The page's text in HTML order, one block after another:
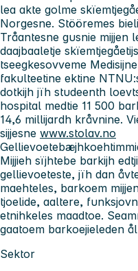
lea akte golme
Norgesne. Stööremes
Tråantesne gusnie mijjen
daajbaaletje
tseegkesovveme
fakulteetine ektine
dotkijh jïh studeenth
hospital medtie 11 500
14,6 millijardh kråvnine.
sijjesne www.stolav.no
Mijjieh sïjhtebe barkijh
gellievoeteste, jïh dan
maehteles, barkoem
tjoelide, aaltere,
etnihkeles maadtoe.
gaatoem barkoejieleden
Sektor